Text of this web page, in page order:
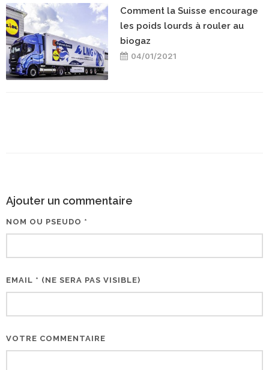
Comment la Suisse encourage
les poids lourds à rouler au
biogaz
04/01/2021
Ajouter un commentaire
NOM OU PSEUDO *
EMAIL * (NE SERA PAS VISIBLE)
VOTRE COMMENTAIRE